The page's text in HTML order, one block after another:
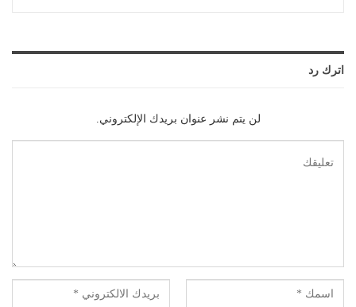
اترك رد
لن يتم نشر عنوان بريدك الإلكتروني.